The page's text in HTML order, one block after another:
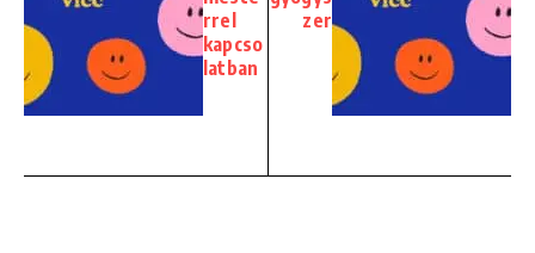
rrel
kapcso
latban
zer